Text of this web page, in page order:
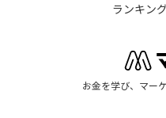
ランキン
お金を学び、マー